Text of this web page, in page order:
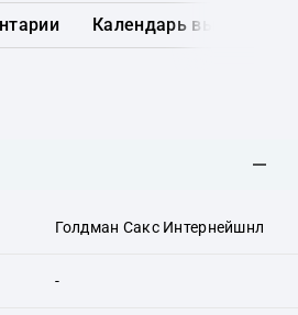
Календарь выплат
Голдман Сакс Интернейшнл
-